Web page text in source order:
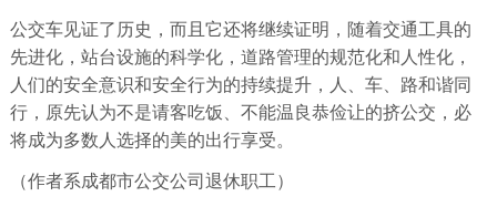
公交车见证了历史，而且它还将继续证明，随着交通工具的
先进化，站台设施的科学化，道路管理的规范化和人性化，
人们的安全意识和安全行为的持续提升，人、车、路和谐同
行，原先认为不是请客吃饭、不能温良恭俭让的挤公交，必
将成为多数人选择的美的出行享受。
（作者系成都市公交公司退休职工）